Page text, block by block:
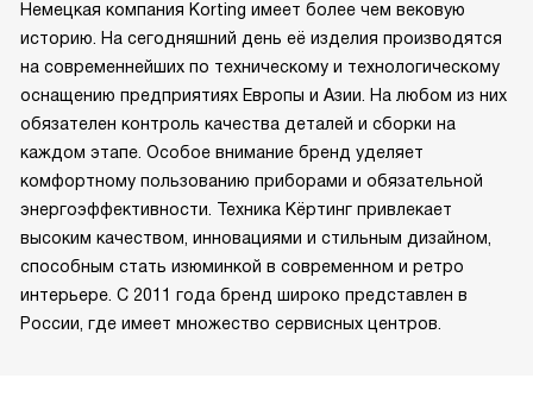
Немецкая компания Korting имеет более чем вековую
историю. На сегодняшний день её изделия производятся
на современнейших по техническому и технологическому
оснащению предприятиях Европы и Азии. На любом из них
обязателен контроль качества деталей и сборки на
каждом этапе. Особое внимание бренд уделяет
комфортному пользованию приборами и обязательной
энергоэффективности. Техника Кёртинг привлекает
высоким качеством, инновациями и стильным дизайном,
способным стать изюминкой в современном и ретро
интерьере. С 2011 года бренд широко представлен в
России, где имеет множество сервисных центров.